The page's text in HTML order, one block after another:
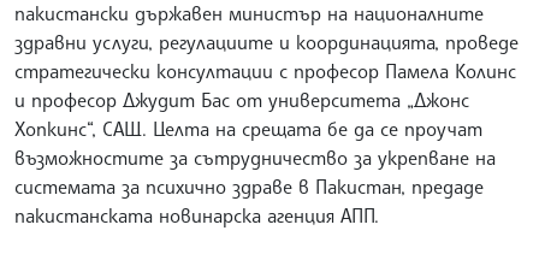
пакистански държавен министър на националните
здравни услуги, регулациите и координацията, проведе
стратегически консултации с професор Памела Колинс
и професор Джудит Бас от университета „Джонс
Хопкинс“, САЩ. Целта на срещата бе да се проучат
възможностите за сътрудничество за укрепване на
системата за психично здраве в Пакистан, предаде
пакистанската новинарска агенция АПП.